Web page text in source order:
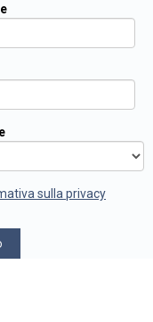
sulla privacy